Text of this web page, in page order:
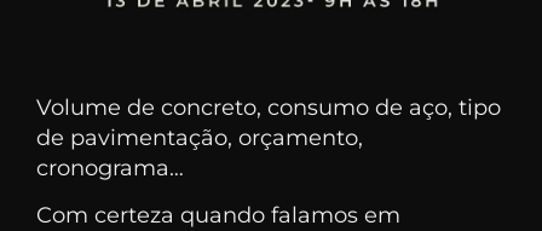
Volume de concreto, consumo de aço, tipo
de pavimentação, orçamento,
cronograma…
Com certeza quando falamos em